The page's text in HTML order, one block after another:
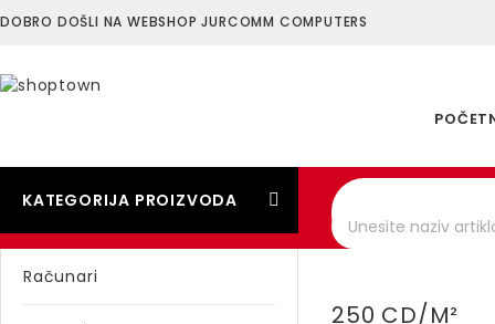
DOBRO DOŠLI NA WEBSHOP JURCOMM COMPUTERS
KATEGORIJA PROIZVODA
Računari
250 CD/M²